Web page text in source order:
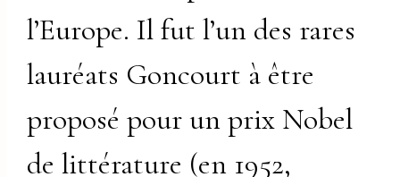
l’Europe. Il fut l’un des rares
lauréats Goncourt à être
proposé pour un prix Nobel
de littérature (en 1952,